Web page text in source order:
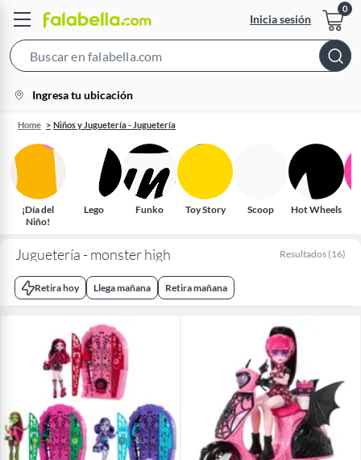
Inicia sesión
Bar
location-
icon
Ingresa tu ubicación
Home Niños y Juguetería - Juguetería
¡Día del
Niño!
Lego Funko Toy Story Scoop Hot Wheels
Juguetería - monster high Resultados (16)
Retira hoy Llega mañana Retira mañana